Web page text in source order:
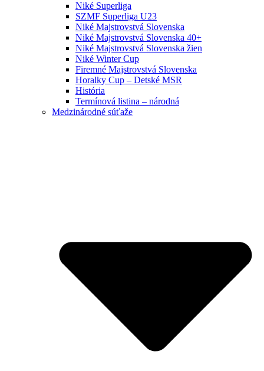
Niké Superliga
SZMF Superliga U23
Niké Majstrovstvá Slovenska
Niké Majstrovstvá Slovenska 40+
Niké Majstrovstvá Slovenska žien
Niké Winter Cup
Firemné Majstrovstvá Slovenska
Horalky Cup – Detské MSR
História
Termínová listina – národná
Medzinárodné súťaže